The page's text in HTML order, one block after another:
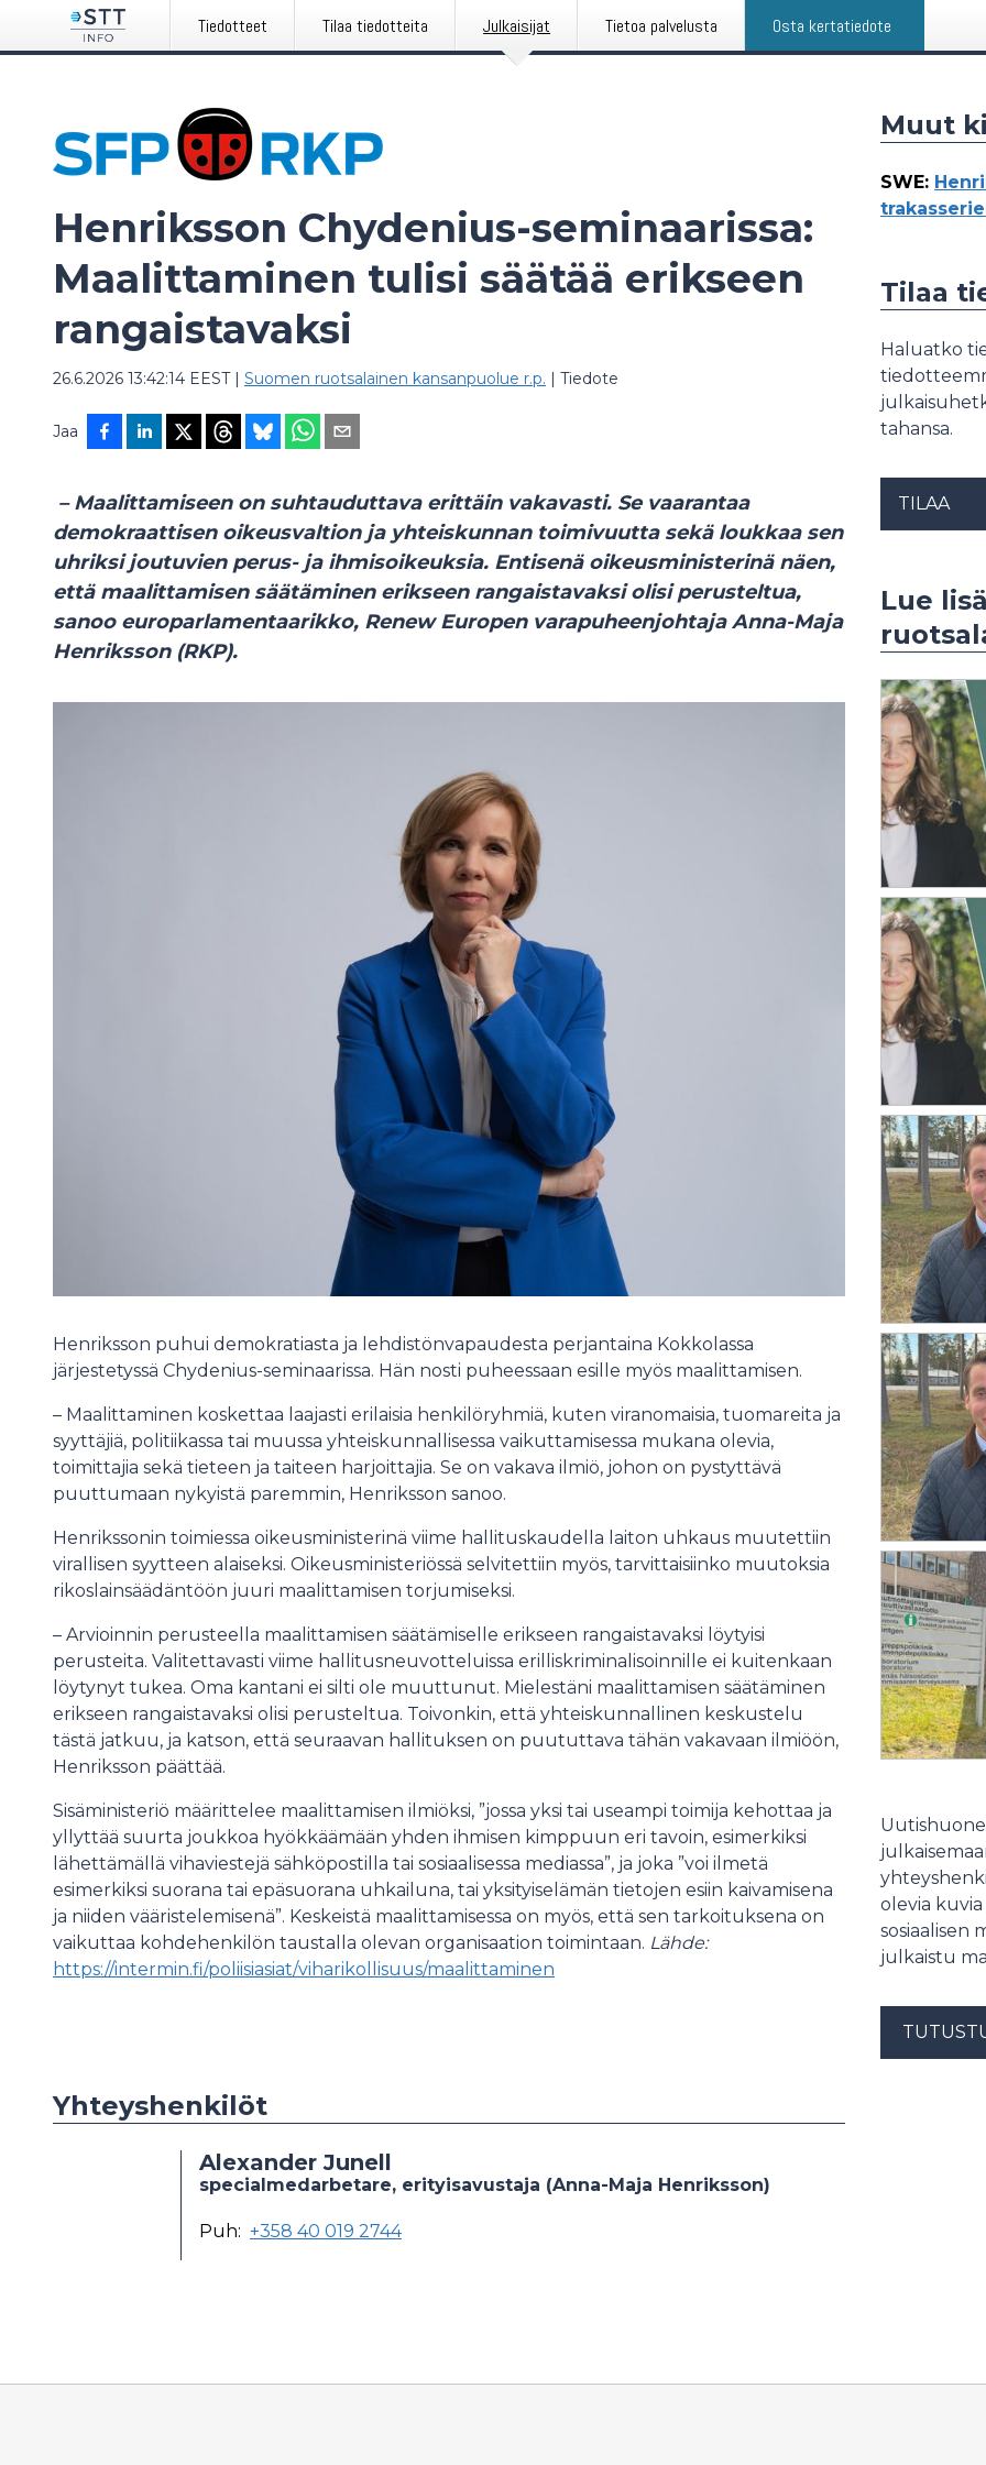
Tiedotteet Tilaa tiedotteita Julkaisijat Tietoa palvelusta Osta kertatiedote
Henriksson Chydenius-seminaarissa:
Maalittaminen tulisi säätää erikseen
rangaistavaksi
26.6.2026 13:42:14 EEST| Suomen ruotsalainen kansanpuolue r.p. | Tiedote
Jaa
– Maalittamiseen on suhtauduttava erittäin vakavasti. Se vaarantaa
demokraattisen oikeusvaltion ja yhteiskunnan toimivuutta sekä loukkaa sen
uhriksi joutuvien perus- ja ihmisoikeuksia. Entisenä oikeusministerinä näen,
että maalittamisen säätäminen erikseen rangaistavaksi olisi perusteltua,
sanoo europarlamentaarikko, Renew Europen varapuheenjohtaja Anna-Maja
Henriksson (RKP).
Henriksson puhui demokratiasta ja lehdistönvapaudesta perjantaina Kokkolassa
järjestetyssä Chydenius-seminaarissa. Hän nosti puheessaan esille myös maalittamisen.
– Maalittaminen koskettaa laajasti erilaisia henkilöryhmiä, kuten viranomaisia, tuomareita ja
syyttäjiä, politiikassa tai muussa yhteiskunnallisessa vaikuttamisessa mukana olevia,
toimittajia sekä tieteen ja taiteen harjoittajia. Se on vakava ilmiö, johon on pystyttävä
puuttumaan nykyistä paremmin, Henriksson sanoo.
Henrikssonin toimiessa oikeusministerinä viime hallituskaudella laiton uhkaus muutettiin
virallisen syytteen alaiseksi. Oikeusministeriössä selvitettiin myös, tarvittaisiinko muutoksia
rikoslainsäädäntöön juuri maalittamisen torjumiseksi.
– Arvioinnin perusteella maalittamisen säätämiselle erikseen rangaistavaksi löytyisi
perusteita. Valitettavasti viime hallitusneuvotteluissa erilliskriminalisoinnille ei kuitenkaan
löytynyt tukea. Oma kantani ei silti ole muuttunut. Mielestäni maalittamisen säätäminen
erikseen rangaistavaksi olisi perusteltua. Toivonkin, että yhteiskunnallinen keskustelu
tästä jatkuu, ja katson, että seuraavan hallituksen on puututtava tähän vakavaan ilmiöön,
Henriksson päättää.
Sisäministeriö määrittelee maalittamisen ilmiöksi, ”jossa yksi tai useampi toimija kehottaa ja
yllyttää suurta joukkoa hyökkäämään yhden ihmisen kimppuun eri tavoin, esimerkiksi
lähettämällä vihaviestejä sähköpostilla tai sosiaalisessa mediassa”, ja joka ”voi ilmetä
esimerkiksi suorana tai epäsuorana uhkailuna, tai yksityiselämän tietojen esiin kaivamisena
ja niiden vääristelemisenä”. Keskeistä maalittamisessa on myös, että sen tarkoituksena on
vaikuttaa kohdehenkilön taustalla olevan organisaation toimintaan. Lähde:
https://intermin.fi/poliisiasiat/viharikollisuus/maalittaminen
Yhteyshenkilöt
Alexander Junell
specialmedarbetare, erityisavustaja (Anna-Maja Henriksson)
Puh: +358 40 019 2744
Muut
SWE:
Tilaa
Haluatko
tahansa.
TILAA
Lue
olevia
sosiaalisen
julkaistu